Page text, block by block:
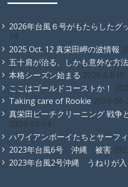
2026年台風６号がもたらしたグ
14
2025 Oct. 12 真栄田岬の波情報
五十肩が治る、しかも意外な方
本格シーズン始まる 2025-04-10
ここはゴールドコーストか！
Taking care of Rookie 2024-08-
真栄田ビーチクリーニング 戦争
2024-03-04
ハワイアンボーイたちとサーフ
2023年台風6号 沖縄 被害
2023年台風2号沖縄 うねりが入